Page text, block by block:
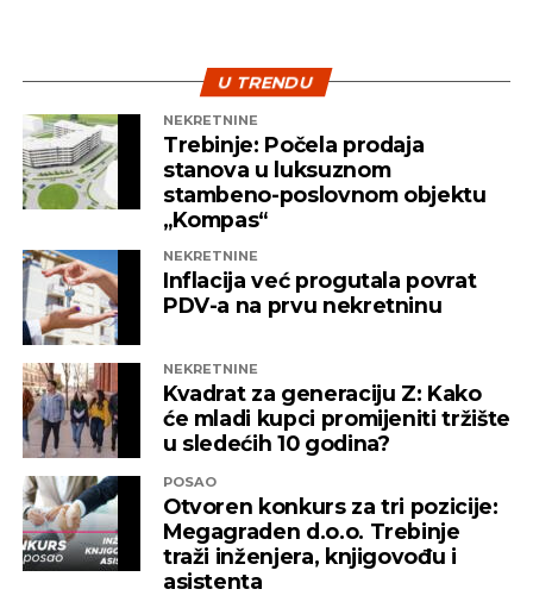
U TRENDU
NEKRETNINE
Trebinje: Počela prodaja
stanova u luksuznom
stambeno-poslovnom objektu
„Kompas“
NEKRETNINE
Inflacija već progutala povrat
PDV-a na prvu nekretninu
NEKRETNINE
Kvadrat za generaciju Z: Kako
će mladi kupci promijeniti tržište
u sledećih 10 godina?
POSAO
Otvoren konkurs za tri pozicije:
Megagraden d.o.o. Trebinje
traži inženjera, knjigovođu i
asistenta